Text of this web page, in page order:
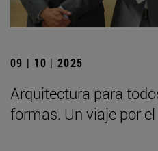
09 | 10 | 2025
Arquitectura para
formas. Un viaje por